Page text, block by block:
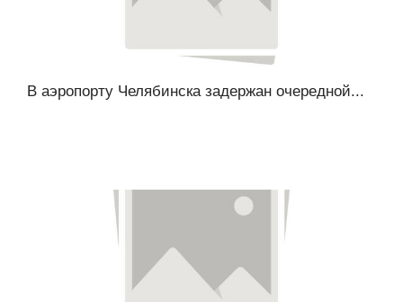
В аэропорту Челябинска задержан очередной...